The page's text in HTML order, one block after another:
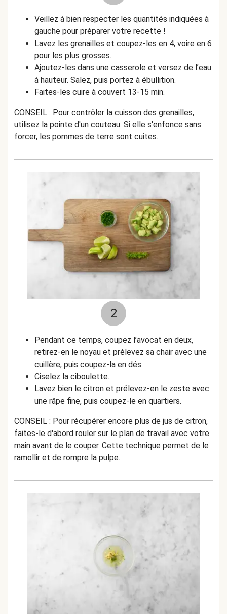
Veillez à bien respecter les quantités indiquées à
gauche pour préparer votre recette !
Lavez les grenailles et coupez-les en 4, voire en 6
pour les plus grosses.
Ajoutez-les dans une casserole et versez de l’eau
à hauteur. Salez, puis portez à ébullition.
Faites-les cuire à couvert 13-15 min.
CONSEIL : Pour contrôler la cuisson des grenailles,
utilisez la pointe d'un couteau. Si elle s'enfonce sans
forcer, les pommes de terre sont cuites.
2
Pendant ce temps, coupez l’avocat en deux,
retirez-en le noyau et prélevez sa chair avec une
cuillère, puis coupez-la en dés.
Ciselez la ciboulette.
Lavez bien le citron et prélevez-en le zeste avec
une râpe fine, puis coupez-le en quartiers.
CONSEIL : Pour récupérer encore plus de jus de citron,
faites-le d'abord rouler sur le plan de travail avec votre
main avant de le couper. Cette technique permet de le
ramollir et de rompre la pulpe.